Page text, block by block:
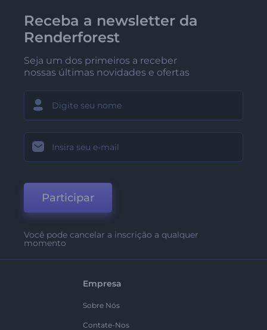
Receba a newsletter da
Renderforest
Seja um dos primeiros a receber
nossas últimas novidades e ofertas
Participar
Você pode cancelar a inscrição a qualquer
momento
Empresa
Sobre Nós
Contate-Nos